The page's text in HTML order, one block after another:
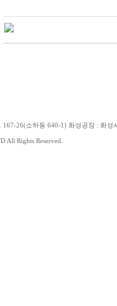
26(소하동 640-1) 화성공장 : 화
All Rights Reserved.